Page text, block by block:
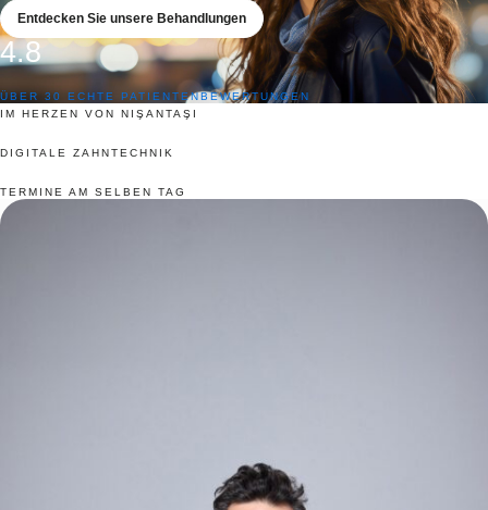
Entdecken Sie unsere Behandlungen
4.8
ÜBER 30 ECHTE PATIENTENBEWERTUNGEN
IM HERZEN VON NIŞANTAŞI
DIGITALE ZAHNTECHNIK
TERMINE AM SELBEN TAG